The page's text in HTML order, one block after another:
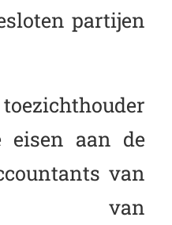
partijen
eisen aan de
van
van